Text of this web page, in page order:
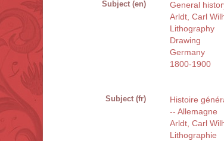
Subject (en)
General
Arldt, Carl
Lithography
Drawing
Germany
1800-1900
Subject (fr)
Histoire
-- Allemagne
Arldt, Carl
Lithographie